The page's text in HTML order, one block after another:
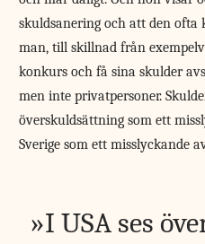
skuldsanering och att den ofta
man, till skillnad från
konkurs och få sina skulder
men inte privatpersoner.
överskuldsättning som ett
Sverige som ett misslyckande
I USA ses